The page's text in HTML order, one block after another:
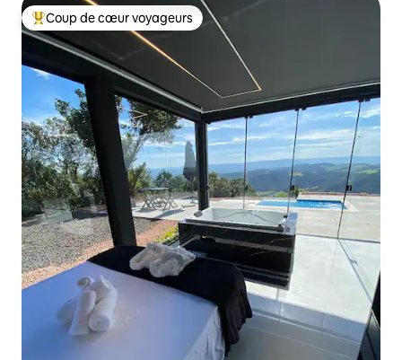
Coups de cœur voyageurs les plus appréciés
Coup de cœur voyageurs